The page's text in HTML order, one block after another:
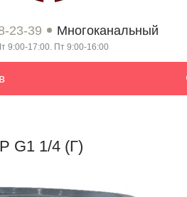
23-39 Многоканальный
9:00-17:00. Пт 9:00-16:00
G1 1/4 (Г)